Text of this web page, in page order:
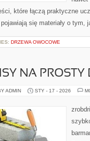
które łączą praktyczne
się materiały o
DRZEWA OWOCOWE
NA PROSTY
ADMIN STY - 17 - 2026